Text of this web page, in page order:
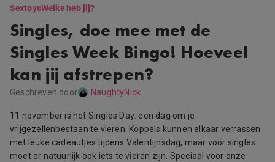
SextoysWelke heb jij?
Singles, doe mee met de
Singles Week Bingo! Hoeveel
kan jij afstrepen?
Geschreven door NaughtyNick
11 november is het Singles Day: een dag om je
vrijgezellenbestaan te vieren. Koppels kunnen elkaar verrassen
met leuke cadeautjes tijdens Valentijnsdag, maar voor singles
moet er natuurlijk ook iets te vieren zijn. Speciaal voor onze